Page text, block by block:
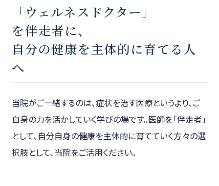
「ウェルネスドクター」
を伴走者に、
自分の健康を主体的に育てる人
へ
当院がご一緒するのは、症状を治す医療というより、ご
自身の力を活かしていく学びの場です。医師を「伴走者」
として、自分自身の健康を主体的に育てていく方々の選
択肢として、当院をご活用ください。